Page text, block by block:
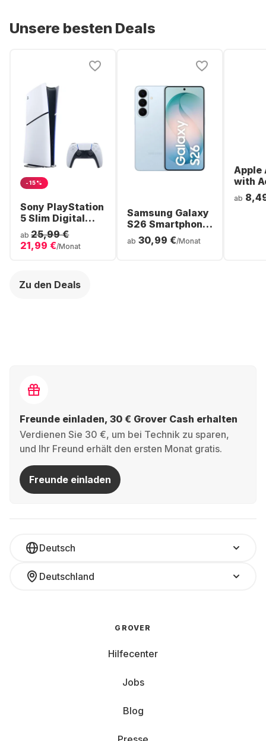
Unsere besten Deals
-15%
Sony PlayStation
5 Slim Digital
Console
ab 25,99 €
21,99 €/Monat
Samsung Galaxy
S26 Smartphone
- 256GB - Dual
SIM
ab 30,99 €/Monat
Apple
with
Noise
ab
Zu den Deals
Freunde einladen, 30 € Grover Cash erhalten
Verdienen Sie 30 €, um bei Technik zu sparen,
und Ihr Freund erhält den ersten Monat gratis.
Freunde einladen
Deutsch
Deutschland
GROVER
Hilfecenter
Jobs
Blog